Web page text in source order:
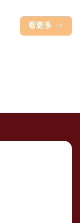
看更多